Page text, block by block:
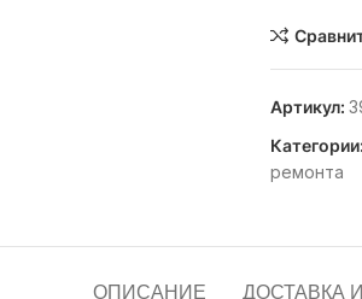
Артикул:
Категории:
ремонта
ОПИСАНИЕ ДОСТАВКА